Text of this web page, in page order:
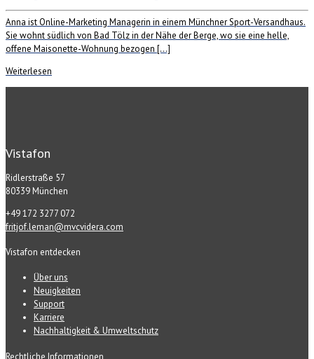
Anna ist Online-Marketing Managerin in einem Münchner Sport-Versandhaus.
Sie wohnt südlich von Bad Tölz in der Nähe der Berge, wo sie eine helle,
offene Maisonette-Wohnung bezogen […]
Weiterlesen
Vistafon
Ridlerstraße 57
80339 München
+49 172 3277 072
fritjof.leman@mvcvidera.com
Vistafon entdecken
Über uns
Neuigkeiten
Support
Karriere
Nachhaltigkeit & Umweltschutz
Rechtliche Informationen